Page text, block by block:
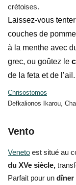
crétoises.
Laissez-vous
couches de
à la menthe avec
grec, ou goûtez le
de la feta et de l’ail.
Chrisostomos
Defkalionos Ikarou,
Vento
Veneto est situé au
du XVe siècle,
Parfait pour un dîner